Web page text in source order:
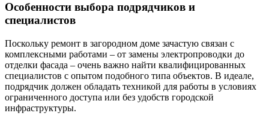
Особенности выбора подрядчиков и
специалистов
Поскольку ремонт в загородном доме зачастую связан с
комплексными работами – от замены электропроводки до
отделки фасада – очень важно найти квалифицированных
специалистов с опытом подобного типа объектов. В идеале,
подрядчик должен обладать техникой для работы в условиях
ограниченного доступа или без удобств городской
инфраструктуры.